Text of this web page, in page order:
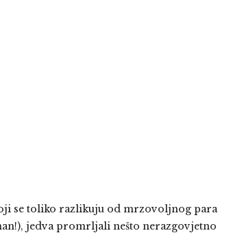
se toliko razlikuju od mrzovoljnog para
jedva promrljali nešto nerazgovjetno